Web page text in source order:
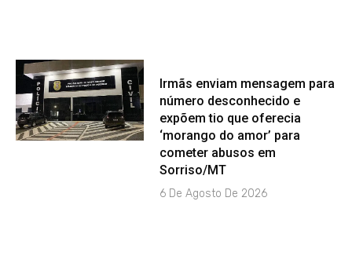
Irmãs enviam mensagem para
número desconhecido e
expõem tio que oferecia
‘morango do amor’ para
cometer abusos em
Sorriso/MT
6 De Agosto De 2026